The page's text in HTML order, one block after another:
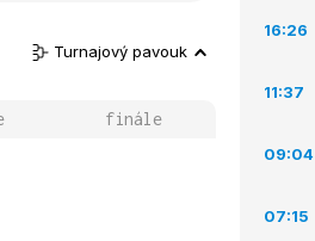
Turnajový pavouk
finále
16:26
11:37
09:04
07:15